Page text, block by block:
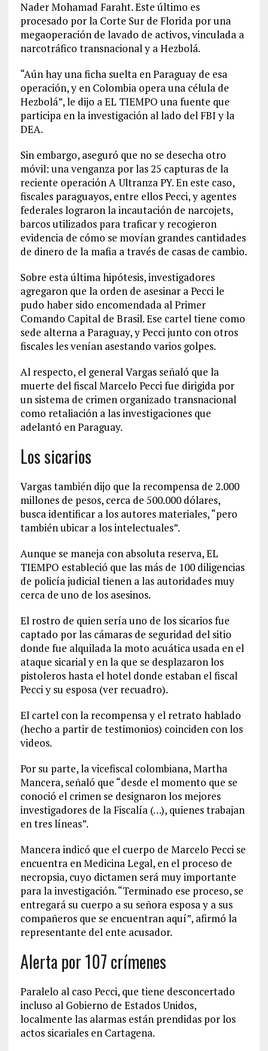
Nader Mohamad Faraht. Este último es
procesado por la Corte Sur de Florida por una
megaoperación de lavado de activos, vinculada a
narcotráfico transnacional y a Hezbolá.
“Aún hay una ficha suelta en Paraguay de esa
operación, y en Colombia opera una célula de
Hezbolá”, le dijo a EL TIEMPO una fuente que
participa en la investigación al lado del FBI y la
DEA.
Sin embargo, aseguró que no se desecha otro
móvil: una venganza por las 25 capturas de la
reciente operación A Ultranza PY. En este caso,
fiscales paraguayos, entre ellos Pecci, y agentes
federales lograron la incautación de narcojets,
barcos utilizados para traficar y recogieron
evidencia de cómo se movían grandes cantidades
de dinero de la mafia a través de casas de cambio.
Sobre esta última hipótesis, investigadores
agregaron que la orden de asesinar a Pecci le
pudo haber sido encomendada al Primer
Comando Capital de Brasil. Ese cartel tiene como
sede alterna a Paraguay, y Pecci junto con otros
fiscales les venían asestando varios golpes.
Al respecto, el general Vargas señaló que la
muerte del fiscal Marcelo Pecci fue dirigida por
un sistema de crimen organizado transnacional
como retaliación a las investigaciones que
adelantó en Paraguay.
Los sicarios
Vargas también dijo que la recompensa de 2.000
millones de pesos, cerca de 500.000 dólares,
busca identificar a los autores materiales, “pero
también ubicar a los intelectuales”.
Aunque se maneja con absoluta reserva, EL
TIEMPO estableció que las más de 100 diligencias
de policía judicial tienen a las autoridades muy
cerca de uno de los asesinos.
El rostro de quien sería uno de los sicarios fue
captado por las cámaras de seguridad del sitio
donde fue alquilada la moto acuática usada en el
ataque sicarial y en la que se desplazaron los
pistoleros hasta el hotel donde estaban el fiscal
Pecci y su esposa (ver recuadro).
El cartel con la recompensa y el retrato hablado
(hecho a partir de testimonios) coinciden con los
videos.
Por su parte, la vicefiscal colombiana, Martha
Mancera, señaló que “desde el momento que se
conoció el crimen se designaron los mejores
investigadores de la Fiscalía (…), quienes trabajan
en tres líneas”.
Mancera indicó que el cuerpo de Marcelo Pecci se
encuentra en Medicina Legal, en el proceso de
necropsia, cuyo dictamen será muy importante
para la investigación. “Terminado ese proceso, se
entregará su cuerpo a su señora esposa y a sus
compañeros que se encuentran aquí”, afirmó la
representante del ente acusador.
Alerta por 107 crímenes
Paralelo al caso Pecci, que tiene desconcertado
incluso al Gobierno de Estados Unidos,
localmente las alarmas están prendidas por los
actos sicariales en Cartagena.